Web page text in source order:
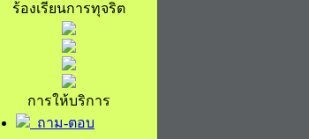
ร้องเรียนการทุจริต
การให้บริการ
ถาม-ตอบ